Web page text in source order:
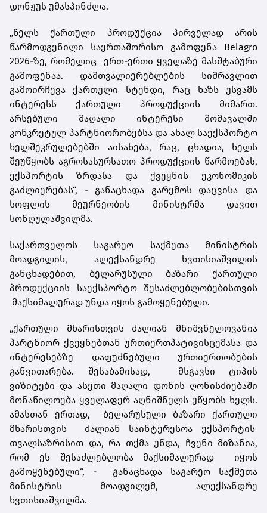
დონჟუს უმასპინძლა.
„წელს ქართული პროდუქცია პირველად არის
წარმოდგენილი საერთაშორისო გამოფენა Belagro
2026-ზე, რომელიც ერთ-ერთი ყველაზე მასშტაბური
გამოფენაა. დამთვალიერებლების სიმრავლით
გამოირჩევა ქართული სტენდი, რაც ხაზს უსვამს
ინტერესს ქართული პროდუქციის მიმართ.
არსებული მაღალი ინტერესი მომავალში
კონკრეტულ პარტნიორობებსა და ახალ საექსპორტო
ხელშეკრულებებში აისახება, რაც, ცხადია, ხელს
შეუწყობს აგროსასურსათო პროდუქციის წარმოებას,
ექსპორტის ზრდასა და ქვეყნის ეკონომიკის
გაძლიერებას“, - განაცხადა გარემოს დაცვისა და
სოფლის მეურნეობის მინისტრმა დავით
სონღულაშვილმა.
საქართველოს საგარეო საქმეთა მინისტრის
მოადგილის, ალექსანდრე ხვთისიაშვილის
განცხადებით, ბელარუსული ბაზარი ქართული
პროდუქციის საექსპორტო შესაძლებლობებისთვის
მაქსიმალურად უნდა იყოს გამოყენებული.
„ქართული მხარისთვის ძალიან მნიშვნელოვანია
პარტნიორ ქვეყნებთან ურთიერთპატივისცემასა და
ინტერესებზე დაფუძნებული ურთიერთობების
განვითარება. შესაბამისად, მსგავსი ტიპის
ვიზიტები და ასეთი მაღალი დონის ღონისძიებაში
მონაწილოება ყველაფერ აღნიშნულს უწყობს ხელს.
ამასთან ერთად, ბელარუსული ბაზარი ქართული
მხარისთვის ძალიან საინტერესოა ექსპორტის
თვალსაზრისით და, რა თქმა უნდა, ჩვენი მიზანია,
რომ ეს შესაძლებლობა მაქსიმალურად იყოს
გამოყენებული“, - განაცხადა საგარეო საქმეთა
მინისტრის მოადგილემ, ალექსანდრე
ხვთისიაშვილმა.